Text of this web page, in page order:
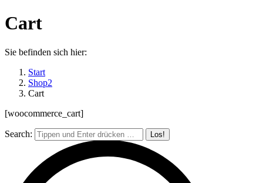
Cart
Sie befinden sich hier:
Start
Shop2
Cart
[woocommerce_cart]
Search: